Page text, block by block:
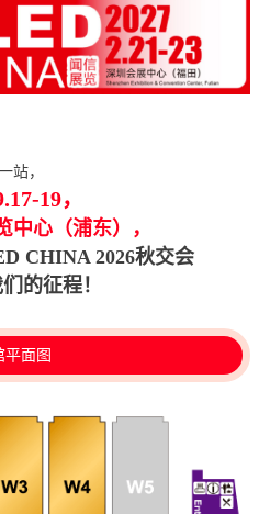
站，
19，
中心（浦东），
CHINA 2026秋交会
的征程！
平面图